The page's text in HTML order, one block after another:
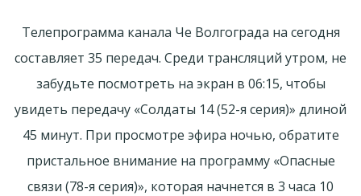
Телепрограмма канала Че Волгограда на сегодня
составляет 35 передач. Среди трансляций утром, не
забудьте посмотреть на экран в 06:15, чтобы
увидеть передачу «Солдаты 14 (52-я серия)» длиной
45 минут. При просмотре эфира ночью, обратите
пристальное внимание на программу «Опасные
связи (78-я серия)», которая начнется в 3 часа 10